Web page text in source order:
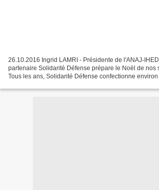
26.10.2016 Ingrid LAMRI - Présidente de l'ANAJ-
partenaire Solidarité Défense prépare le Noël de nos
Tous les ans, Solidarité Défense confectionne